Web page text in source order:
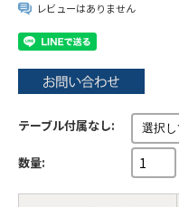
レビューはありません
テーブル付属なし:
数量: